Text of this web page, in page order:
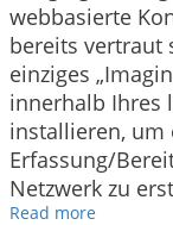
webbasierte
bereits vertraut
einziges
innerhalb Ihres
installieren, um
Erfassung/
Netzwerk zu
Read more